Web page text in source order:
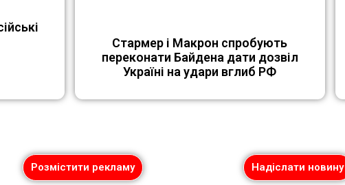
Стармер і Макрон спробують
переконати Байдена дати дозвіл
Україні на удари вглиб РФ
Розмістити рекламу Надіслати новину